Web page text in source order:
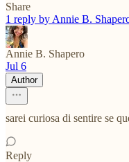
Share
1 reply by Annie B.
Annie B. Shapero
Jul 6
Author
sarei curiosa di sentire se
Reply